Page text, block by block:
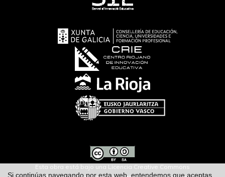
Esta obra está bajo una Licencia Creative Commons
Si continúas navegando por esta web, entendemos que aceptas